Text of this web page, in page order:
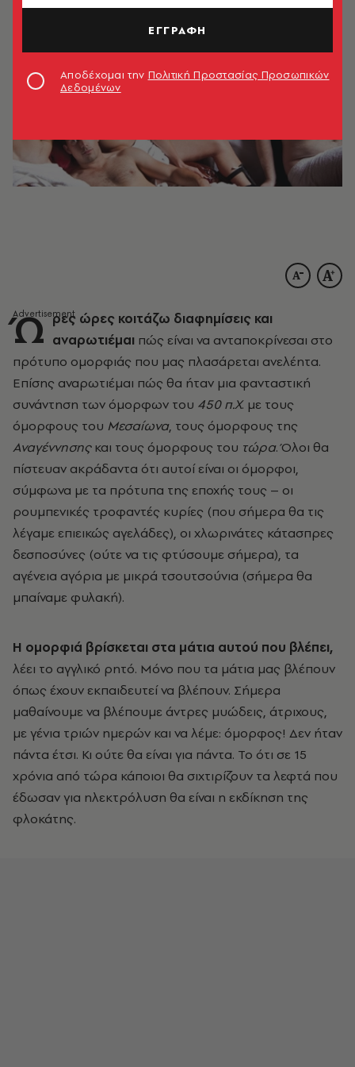
Ώ ρες ώρες κοιτάζω διαφημίσεις και
αναρωτιέμαι πώς είναι να ανταποκρίνεσαι στο
πρότυπο ομορφιάς που μας πλασάρεται ανελέητα.
Επίσης αναρωτιέμαι πώς θα ήταν μια φανταστική
συνάντηση των όμορφων του 450 π.Χ. με τους
όμορφους του Μεσαίωνα, τους όμορφους της
Αναγέννησηςκαι τους όμορφους του τώρα. Όλοι θα
πίστευαν ακράδαντα ότι αυτοί είναι οι όμορφοι,
σύμφωνα με τα πρότυπα της εποχής τους – οι
ρουμπενικές τροφαντές κυρίες (που σήμερα θα τις
λέγαμε επιεικώς αγελάδες), οι χλωρινάτες κάτασπρες
δεσποσύνες (ούτε να τις φτύσουμε σήμερα), τα
αγένεια αγόρια με μικρά τσουτσούνια (σήμερα θα
μπαίναμε φυλακή).
Η ομορφιά βρίσκεται στα μάτια αυτού που βλέπει,
λέει το αγγλικό ρητό. Μόνο που τα μάτια μας βλέπουν
όπως έχουν εκπαιδευτεί να βλέπουν. Σήμερα
μαθαίνουμε να βλέπουμε άντρες μυώδεις, άτριχους,
με γένια τριών ημερών και να λέμε: όμορφος! Δεν ήταν
πάντα έτσι. Κι ούτε θα είναι για πάντα. Το ότι σε 15
χρόνια από τώρα κάποιοι θα σιχτιρίζουν τα λεφτά που
έδωσαν για ηλεκτρόλυση θα είναι η εκδίκηση της
φλοκάτης.
ΕΓΓΡΑΦΗ
Αποδέχομαι την Πολιτική Προστασίας Προσωπικών
Δεδομένων